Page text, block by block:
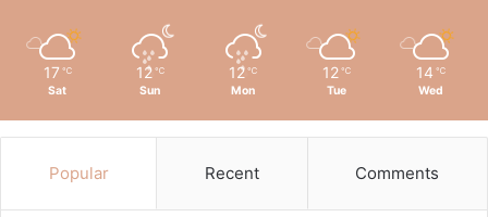
17 ℃
Sat
12 ℃
Sun
12 ℃
Mon
12 ℃
Tue
14 ℃
Wed
Popular Recent Comments